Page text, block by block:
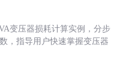
变压器损耗计算实例，分步
，指导用户快速掌握变压器